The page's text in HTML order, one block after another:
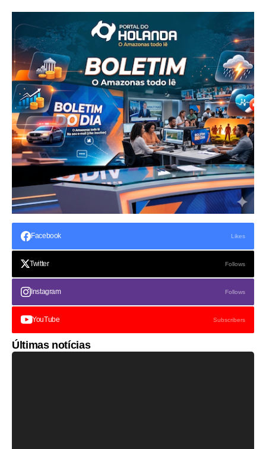
Facebook Likes
Twitter Follows
Instagram Follows
YouTube Subscribers
Últimas notícias